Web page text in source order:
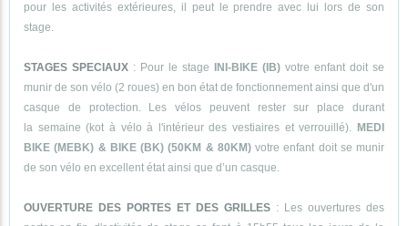
pour les activités extérieures, il peut le prendre avec lui lors de son
stage.
STAGES SPECIAUX : Pour le stage INI-BIKE (IB) votre enfant doit se
munir de son vélo (2 roues) en bon état de fonctionnement ainsi que d'un
casque de protection. Les vélos peuvent rester sur place durant
la semaine (kot à vélo à l'intérieur des vestiaires et verrouillé). MEDI
BIKE (MEBK) & BIKE (BK) (50KM & 80KM) votre enfant doit se munir
de son vélo en excellent état ainsi que d’un casque.
OUVERTURE DES PORTES ET DES GRILLES : Les ouvertures des